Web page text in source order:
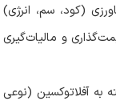
(کود، سم، انرژی)
و مالیات‌گیری
به آفلاتوکسین (نوعی